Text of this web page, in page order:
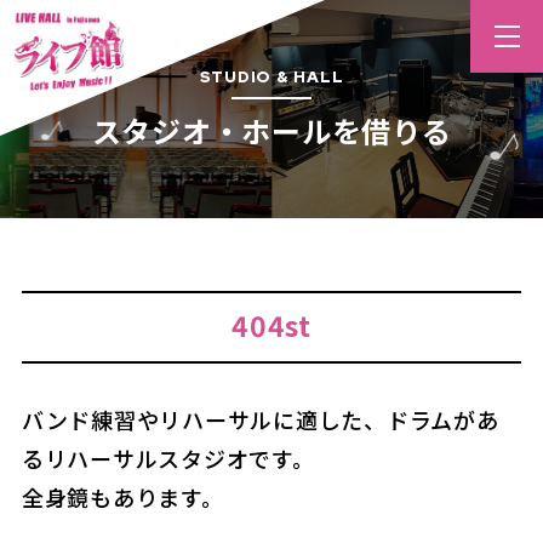
STUDIO & HALL
スタジオ・ホールを借りる
404st
バンド練習やリハーサルに適した、ドラムがあ
るリハーサルスタジオです。
全身鏡もあります。